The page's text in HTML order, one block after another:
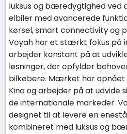
luksus og bæredygtighed ved
elbiler med avancerede
kørsel, smart connectivity og
Voyah har et stærkt fokus på
arbejder konstant på at
løsninger, der opfylder
bilkøbere. Mærket har
Kina og arbejder på at udvide
de internationale markeder.
designet til at levere en
kombineret med luksus og